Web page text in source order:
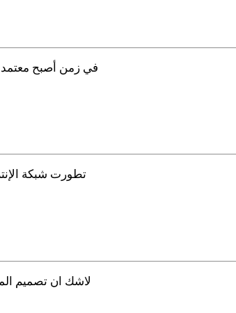
في زمن أصبح
تطورت شبكة
لاشك ان تصميم